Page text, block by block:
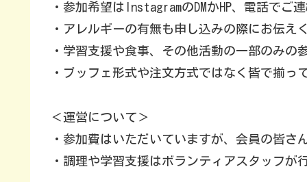
・参加希望はInstagramのDMかHP、電話でご
・アレルギーの有無も申し込みの際にお伝え
・学習支援や食事、その他活動の一部のみの
・ブッフェ形式や注文方式ではなく皆で揃っ
＜運営について＞
・参加費はいただいていますが、会員の皆さ
・調理や学習支援はボランティアスタッフが